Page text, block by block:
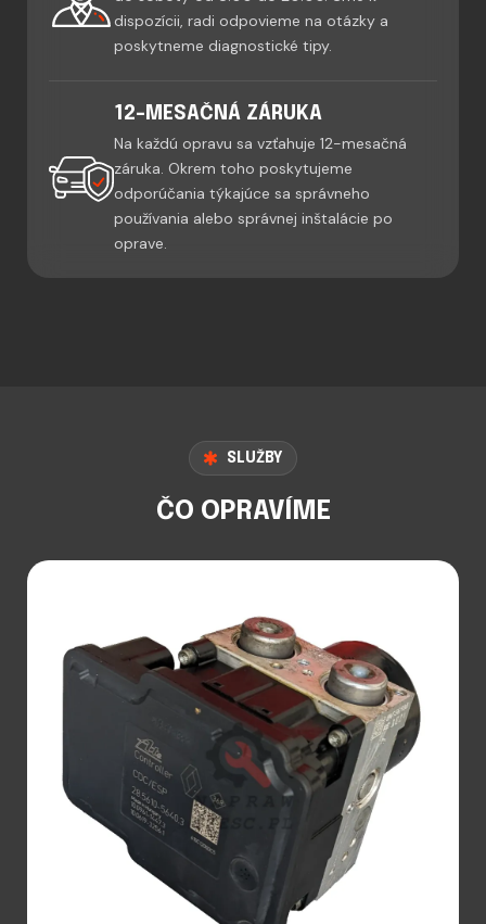
dispozícii, radi odpovieme na otázky a
poskytneme diagnostické tipy.
12-MESAČNÁ ZÁRUKA
Na každú opravu sa vzťahuje 12-mesačná
záruka. Okrem toho poskytujeme
odporúčania týkajúce sa správneho
používania alebo správnej inštalácie po
oprave.
SLUŽBY
ČO OPRAVÍME